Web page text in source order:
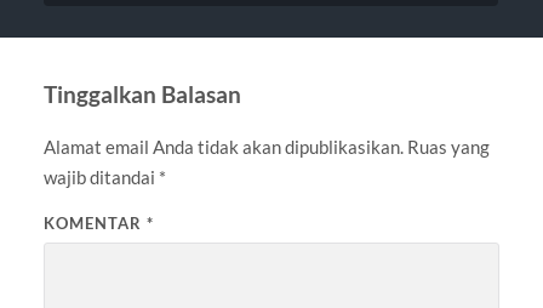
Tinggalkan Balasan
Alamat email Anda tidak akan dipublikasikan. Ruas yang
wajib ditandai *
KOMENTAR *